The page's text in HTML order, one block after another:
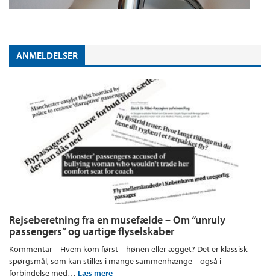
ANMELDELSER
Rejseberetning fra en musefælde – Om “unruly
passengers” og uartige flyselskaber
Kommentar – Hvem kom først – hønen eller ægget? Det er klassisk
spørgsmål, som kan stilles i mange sammenhænge – også i
forbindelse med… Læs mere